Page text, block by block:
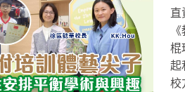
直
棍
起
校